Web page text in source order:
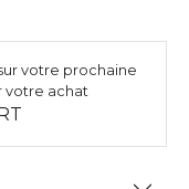
votre prochaine
votre achat